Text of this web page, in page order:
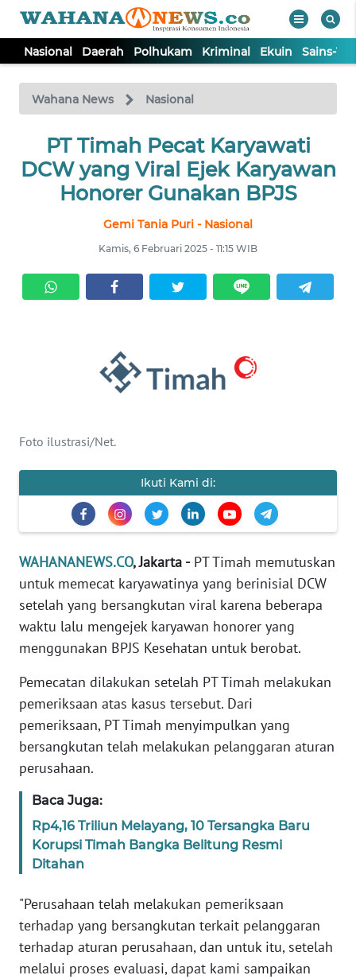
Nasional Daerah Polhukam Kriminal Ekuin Sains-
Wahana News Nasional
PT Timah Pecat Karyawati
DCW yang Viral Ejek Karyawan
Honorer Gunakan BPJS
Gemi Tania Puri - Nasional
Kamis, 6 Februari 2025 - 11:15 WIB
Foto ilustrasi/Net.
Ikuti Kami di:
WAHANANEWS.CO, Jakarta -PT Timah memutuskan
untuk memecat karyawatinya yang berinisial DCW
setelah yang bersangkutan viral karena beberapa
waktu lalu mengejek karyawan honorer yang
menggunakan BPJS Kesehatan untuk berobat.
Pemecatan dilakukan setelah PT Timah melakukan
pemeriksaan atas kasus tersebut. Dari
pemeriksaan, PT Timah menyimpulkan yang
bersangkutan telah melakukan pelanggaran aturan
perusahaan.
Baca Juga:
Rp4,16 Triliun Melayang, 10 Tersangka Baru
Korupsi Timah Bangka Belitung Resmi
Ditahan
"Perusahaan telah melakukan pemeriksaan
terhadap yang bersangkutan terkait pelanggaran
terhadap aturan perusahaan, dan untuk itu, setelah
melalui proses evaluasi, dapat kami sampaikan
TV
Tutup
NASIONAL
DAERAH
KRIMINAL
SERBA-SERBI
OLAHRAGA
OPINI
EDITORIAL
INDEKS
BERITA
KAMI
INFO
TENTANG
KAMI